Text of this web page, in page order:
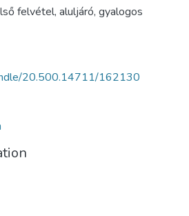
felvétel, aluljáró, gyalogos
20.500.14711/162130